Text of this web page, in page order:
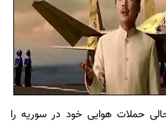
حملات هوایی خود در سوریه را